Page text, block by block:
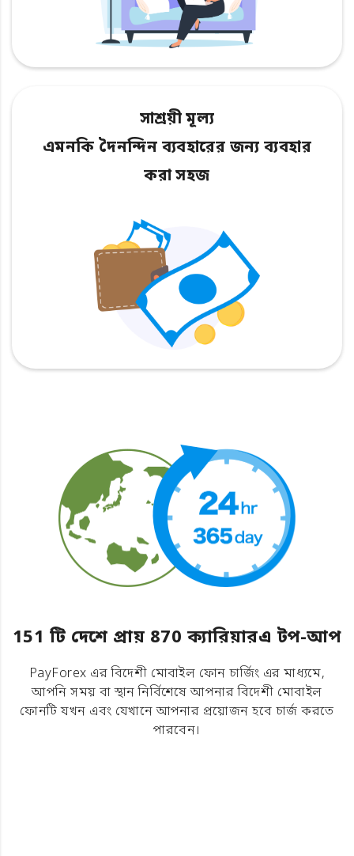
সাশ্রয়ী মূল্য
এমনকি দৈনন্দিন ব্যবহারের জন্য ব্যবহার
করা সহজ
151 টি দেশে প্রায় 870 ক্যারিয়ারএ টপ-আপ
PayForex এর বিদেশী মোবাইল ফোন চার্জিং এর মাধ্যমে,
আপনি সময় বা স্থান নির্বিশেষে আপনার বিদেশী মোবাইল
ফোনটি যখন এবং যেখানে আপনার প্রয়োজন হবে চার্জ করতে
পারবেন।